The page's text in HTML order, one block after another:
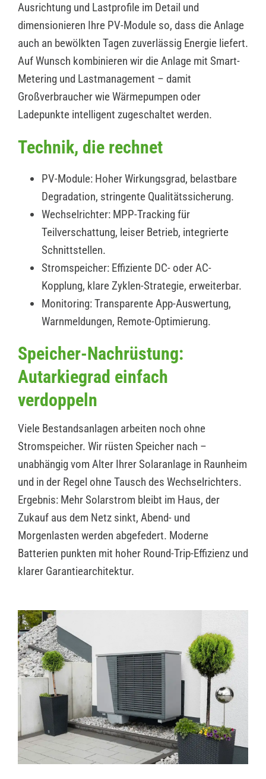
Ausrichtung und Lastprofile im Detail und
dimensionieren Ihre PV-Module so, dass die Anlage
auch an bewölkten Tagen zuverlässig Energie liefert.
Auf Wunsch kombinieren wir die Anlage mit Smart-
Metering und Lastmanagement – damit
Großverbraucher wie Wärmepumpen oder
Ladepunkte intelligent zugeschaltet werden.
Technik, die rechnet
PV-Module: Hoher Wirkungsgrad, belastbare
Degradation, stringente Qualitätssicherung.
Wechselrichter: MPP-Tracking für
Teilverschattung, leiser Betrieb, integrierte
Schnittstellen.
Stromspeicher: Effiziente DC- oder AC-
Kopplung, klare Zyklen-Strategie, erweiterbar.
Monitoring: Transparente App-Auswertung,
Warnmeldungen, Remote-Optimierung.
Speicher-Nachrüstung:
Autarkiegrad einfach
verdoppeln
Viele Bestandsanlagen arbeiten noch ohne
Stromspeicher. Wir rüsten Speicher nach –
unabhängig vom Alter Ihrer Solaranlage in Raunheim
und in der Regel ohne Tausch des Wechselrichters.
Ergebnis: Mehr Solarstrom bleibt im Haus, der
Zukauf aus dem Netz sinkt, Abend- und
Morgenlasten werden abgefedert. Moderne
Batterien punkten mit hoher Round-Trip-Effizienz und
klarer Garantiearchitektur.